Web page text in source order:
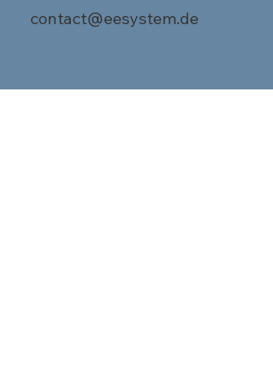
contact@eesystem.de